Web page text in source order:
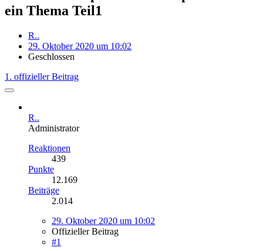
ein Thema Teil1
R..
29. Oktober 2020 um 10:02
Geschlossen
1. offizieller Beitrag
R..
Administrator
Reaktionen
439
Punkte
12.169
Beiträge
2.014
29. Oktober 2020 um 10:02
Offizieller Beitrag
#1